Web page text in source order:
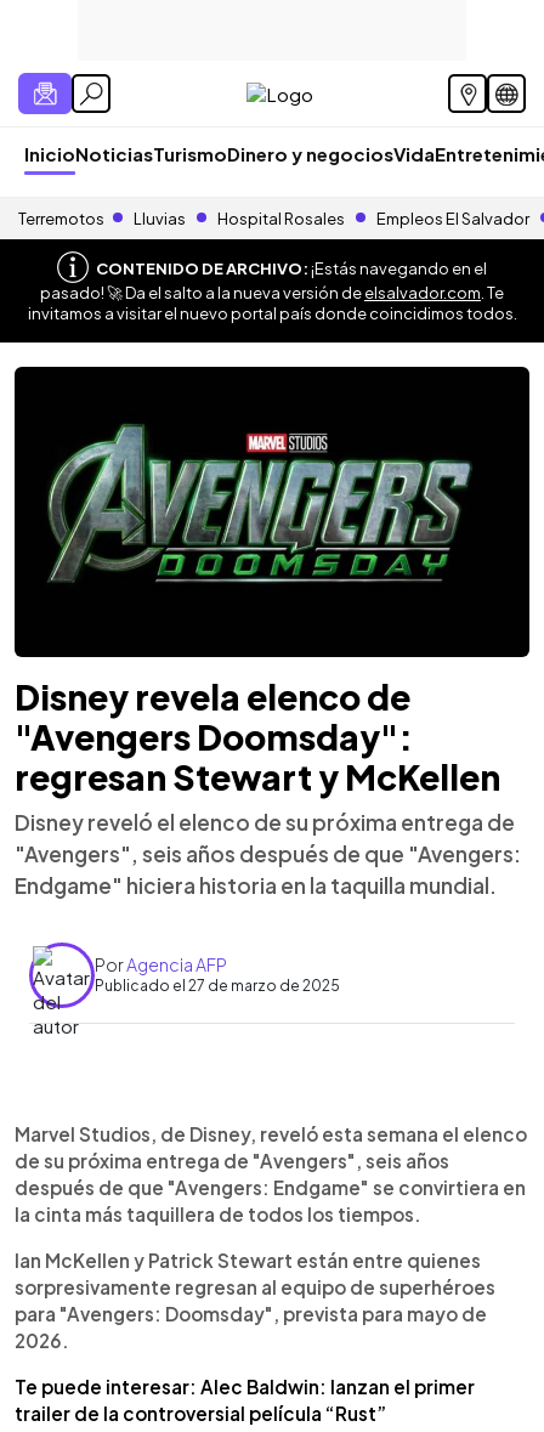
InicioNoticiasTurismoDinero y negociosVida
Terremotos Lluvias Hospital Rosales Empleos El Salvador
CONTENIDO DE ARCHIVO:¡Estás navegando en el
pasado! 🚀 Da el salto a la nueva versión deelsalvador.com . Te
invitamos a visitar el nuevo portal país donde coincidimos todos.
Disney revela elenco de
"Avengers Doomsday":
regresan Stewart y McKellen
Disney reveló el elenco de su próxima entrega de
"Avengers", seis años después de que "Avengers:
Endgame" hiciera historia en la taquilla mundial.
PorAgencia AFP
Publicado el 27 de marzo de 2025
► Escuchar artículo
Marvel Studios, de Disney, reveló esta semana el elenco
de su próxima entrega de "Avengers", seis años
después de que "Avengers: Endgame" se convirtiera en
la cinta más taquillera de todos los tiempos.
Ian McKellen y Patrick Stewart están entre quienes
sorpresivamente regresan al equipo de superhéroes
para "Avengers: Doomsday", prevista para mayo de
2026.
Te puede interesar: Alec Baldwin: lanzan el primer
trailer de la controversial película “Rust”